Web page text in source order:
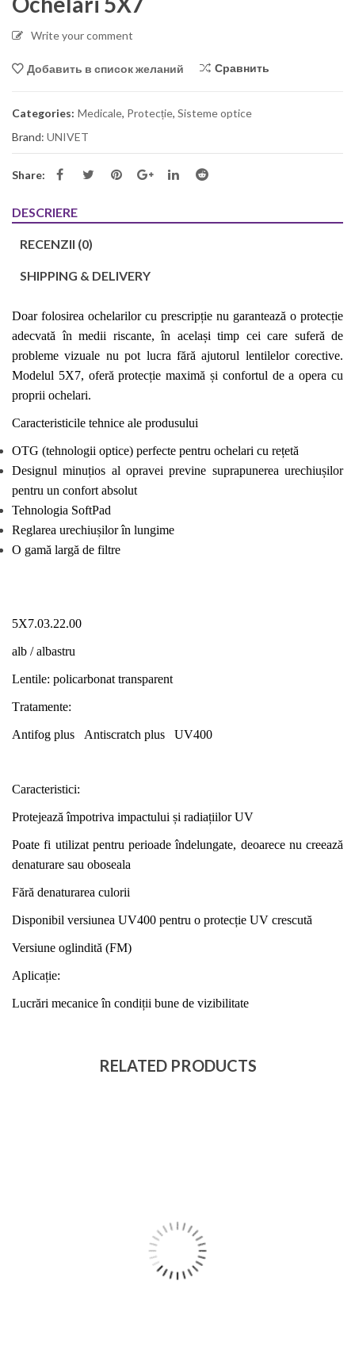
Write your comment
Добавить в список желаний Сравнить
Categories: Medicale, Protecție, Sisteme optice
Brand: UNIVET
Share:
DESCRIERE
RECENZII (0)
SHIPPING & DELIVERY
Doar folosirea ochelarilorcu prescripție nu garantează o protecție
adecvată în medii riscante, în același timp cei care suferă de
probleme vizuale nu pot lucra fără ajutorul lentilelor corective.
Modelul 5X7, oferă protecție maximă și confortul de a opera cu
proprii ochelari.
Caracteristicile tehnice ale produsului
OTG (tehnologii optice) perfecte pentru ochelari cu rețetă
Designul minuțios al opravei previne suprapunerea urechiușilor
pentru un confort absolut
Tehnologia SoftPad
Reglarea urechiușilor în lungime
O gamă largă de filtre
5X7.03.22.00
alb /albastru
Lentile: policarbonat transparent
Tratamente:
Antifog plus Antiscratch plus UV400
Caracteristici:
Protejează împotriva impactului și radiațiilor UV
Poate fi utilizat pentru perioade îndelungate, deoarece nu creează
denaturare sau oboseala
Fără denaturarea culorii
Disponibil versiunea UV400 pentru o protecție UV crescută
Versiune oglindită (FM)
Aplicație:
Lucrări mecanice în condiții bune de vizibilitate
RELATED PRODUCTS